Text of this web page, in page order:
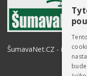
ŠumavaNet.CZ -